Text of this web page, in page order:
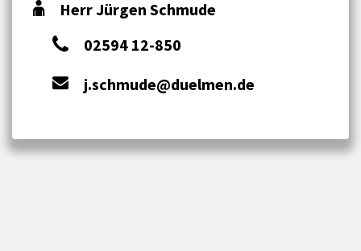
Herr Jürgen Schmude
02594 12-850
j.schmude@duelmen.de